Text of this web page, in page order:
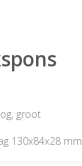
groot
130x84x28 mm